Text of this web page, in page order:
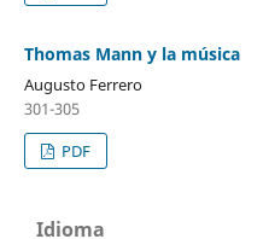
Thomas Mann y la música
Augusto Ferrero
301-305
PDF
Idioma